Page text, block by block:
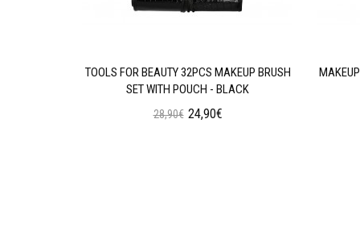
TOOLS FOR BEAUTY 32PCS MAKEUP BRUSH
SET WITH POUCH - BLACK
28,90€ 24,90€